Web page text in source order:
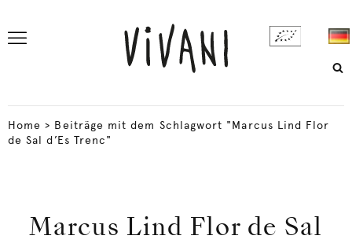
Home > Beiträge mit dem Schlagwort "Marcus Lind Flor
de Sal d’Es Trenc"
Marcus Lind Flor de Sal